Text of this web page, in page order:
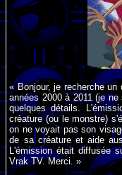
« Bonjour, je recherche
années 2000 à 2011 (je
quelques détails.
créature (ou le monstre)
on ne voyait pas son
de sa créature et aide
L'émission était diffusée
Vrak TV. Merci. »